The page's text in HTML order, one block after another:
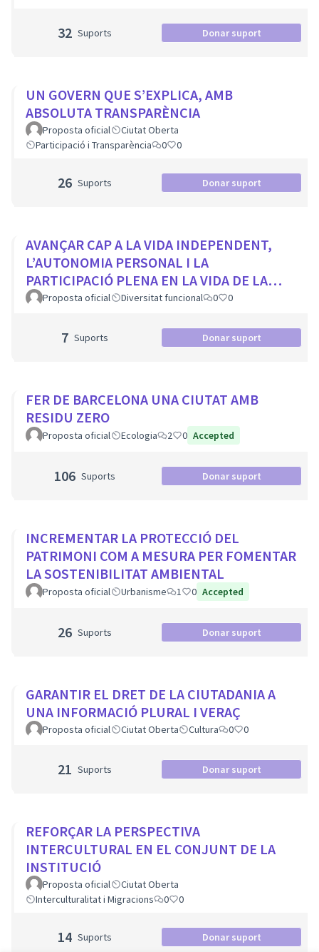
32 Suports Donar suport
UN GOVERN QUE S’EXPLICA, AMB
ABSOLUTA TRANSPARÈNCIA
Proposta oficial
Ciutat Oberta
Participació i Transparència
0 0
26 Suports Donar suport
AVANÇAR CAP A LA VIDA INDEPENDENT,
L’AUTONOMIA PERSONAL I LA
PARTICIPACIÓ PLENA EN LA VIDA DE LA
CIUTAT
Proposta oficial Diversitat funcional 0 0
7 Suports Donar suport
FER DE BARCELONA UNA CIUTAT AMB
RESIDU ZERO
Proposta oficial Ecologia 2 0 Accepted
106 Suports Donar suport
INCREMENTAR LA PROTECCIÓ DEL
PATRIMONI COM A MESURA PER FOMENTAR
LA SOSTENIBILITAT AMBIENTAL
Proposta oficial Urbanisme 1 0 Accepted
26 Suports Donar suport
GARANTIR EL DRET DE LA CIUTADANIA A
UNA INFORMACIÓ PLURAL I VERAÇ
Proposta oficial Ciutat Oberta Cultura 0 0
21 Suports Donar suport
REFORÇAR LA PERSPECTIVA
INTERCULTURAL EN EL CONJUNT DE LA
INSTITUCIÓ
Proposta oficial
Ciutat Oberta
Interculturalitat i Migracions
0 0
14 Suports Donar suport